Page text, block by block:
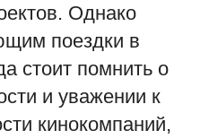
Однако
поездки в
стоит помнить о
и уважении к
кинокомпаний,